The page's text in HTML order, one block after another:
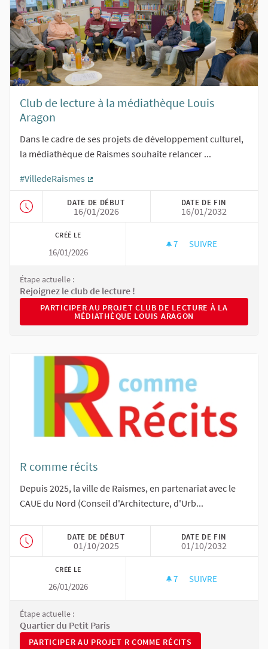
Club de lecture à la médiathèque Louis
Aragon
Dans le cadre de ses projets de développement culturel,
la médiathèque de Raismes souhaite relancer ...
#VilledeRaismes
DATE DE DÉBUT
16/01/2026
DATE DE FIN
16/01/2032
CRÉÉ LE
16/01/2026
7 7 ABONNÉS
SUIVRE
Étape actuelle :
Rejoignez le club de lecture !
PARTICIPER AU PROJET CLUB DE LECTURE À LA
PARTICIPER AU PROJET CLUB DE LECTURE À LA
MÉDIATHÈQUE LOUIS ARAGON
R comme récits
Depuis 2025, la ville de Raismes, en partenariat avec le
CAUE du Nord (Conseil d'Architecture, d'Urb...
DATE DE DÉBUT
01/10/2025
DATE DE FIN
01/10/2032
CRÉÉ LE
26/01/2026
7 7 ABONNÉS
SUIVRE
Étape actuelle :
Quartier du Petit Paris
PARTICIPER AU PROJET R COMME RÉCITS
PARTICIPER AU PROJET R COMME RÉCITS